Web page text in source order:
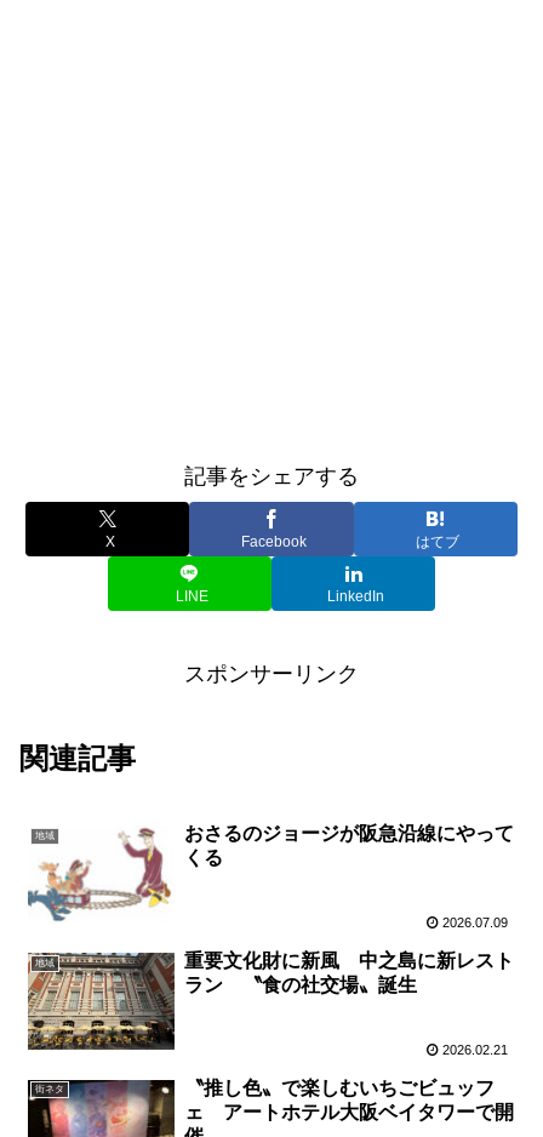
記事をシェアする
X Facebook はてブ
LINE LinkedIn
スポンサーリンク
関連記事
地域
おさるのジョージが阪急沿線にやって
くる
2026.07.09
地域
重要文化財に新風 中之島に新レスト
ラン 〝食の社交場〟誕生
2026.02.21
街ネタ
〝推し色〟で楽しむいちごビュッフ
ェ アートホテル大阪ベイタワーで開